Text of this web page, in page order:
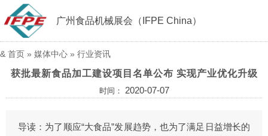
广州食品机械展会（IFPE China）
& 首页 » 媒体中心 » 行业资讯
获批最新食品加工建设项目名单公布 实现产业优化升级
时间： 2020-07-07
导读：为了顺应“大食品”发展趋势，也为了满足日益增长的